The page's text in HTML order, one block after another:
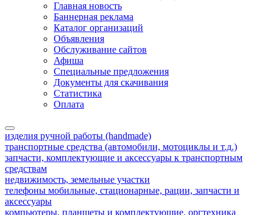
Главная новость
Баннерная реклама
Каталог организаций
Объявления
Обслуживание сайтов
Афиша
Специальные предложения
Документы для скачивания
Статистика
Оплата
изделия ручной работы (handmade)
транспортные средства (автомобили, мотоциклы и т.д.)
запчасти, комплектующие и аксессуары к транспортным
средствам
недвижимость, земельные участки
телефоны мобильные, стационарные, рации, запчасти и
аксессуары
компьютеры, планшеты и комплектующие, оргтехника